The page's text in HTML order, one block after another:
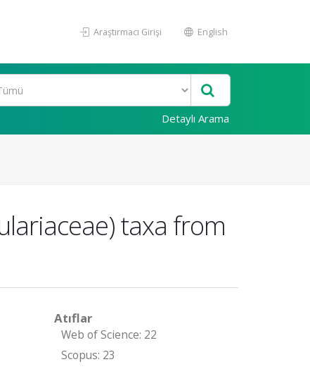
Araştırmacı Girişi English
Detaylı Arama
taxa from
Atıflar
Web of Science: 22
Scopus: 23